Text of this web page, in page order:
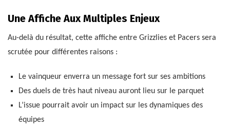
Une Affiche Aux Multiples Enjeux
Au-delà du résultat, cette affiche entre Grizzlies et Pacers sera
scrutée pour différentes raisons :
Le vainqueur enverra un message fort sur ses ambitions
Des duels de très haut niveau auront lieu sur le parquet
L’issue pourrait avoir un impact sur les dynamiques des
équipes